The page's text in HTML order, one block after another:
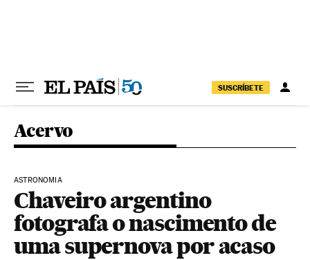
SUSCRÍBETE
Acervo
ASTRONOMIA
Chaveiro argentino
fotografa o nascimento de
uma supernova por acaso